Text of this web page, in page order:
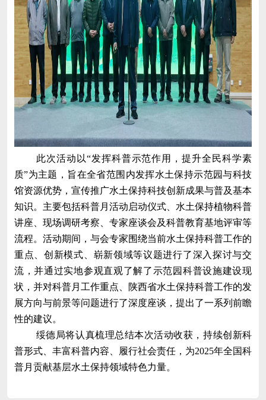
此次活动以“发挥科普示范作用，提升全民科学素
质”为主题，旨在全省范围内发挥水土保持示范园与科技
馆资源优势，宣传推广水土保持科技创新成果与普及基本
知识。主要包括科普月活动启动仪式、水土保持植物科普
讲座、现场调研考察、专家座谈会及科普教育基地评审等
流程。活动期间，与会专家围绕当前水土保持科普工作的
重点、创新模式、崭新领域等议题进行了深入探讨与交
流，并通过实地参观直观了解了示范园科普设施建设现
状，并对科普月工作重点、陕西省水土保持科普工作的发
展方向与前景等问题进行了深度座谈，提出了一系列前瞻
性的建议。
绥德局将认真梳理总结本次活动收获，持续创新科
普形式、丰富科普内容、履行社会责任，为2025年全国科
普月贡献基层水土保持领域特色力量。